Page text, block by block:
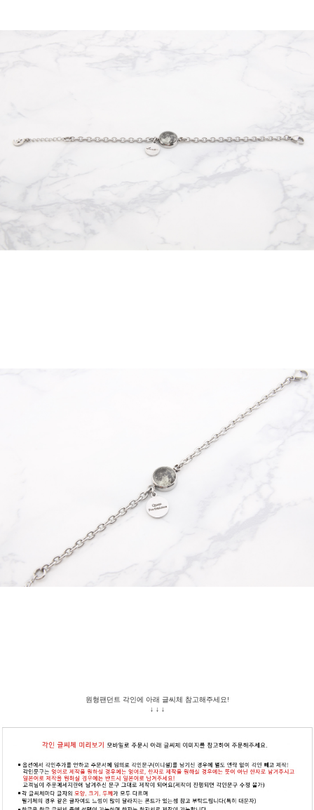
원형팬던트 각인에 아래 글씨체 참고해주세요!
↓ ↓ ↓